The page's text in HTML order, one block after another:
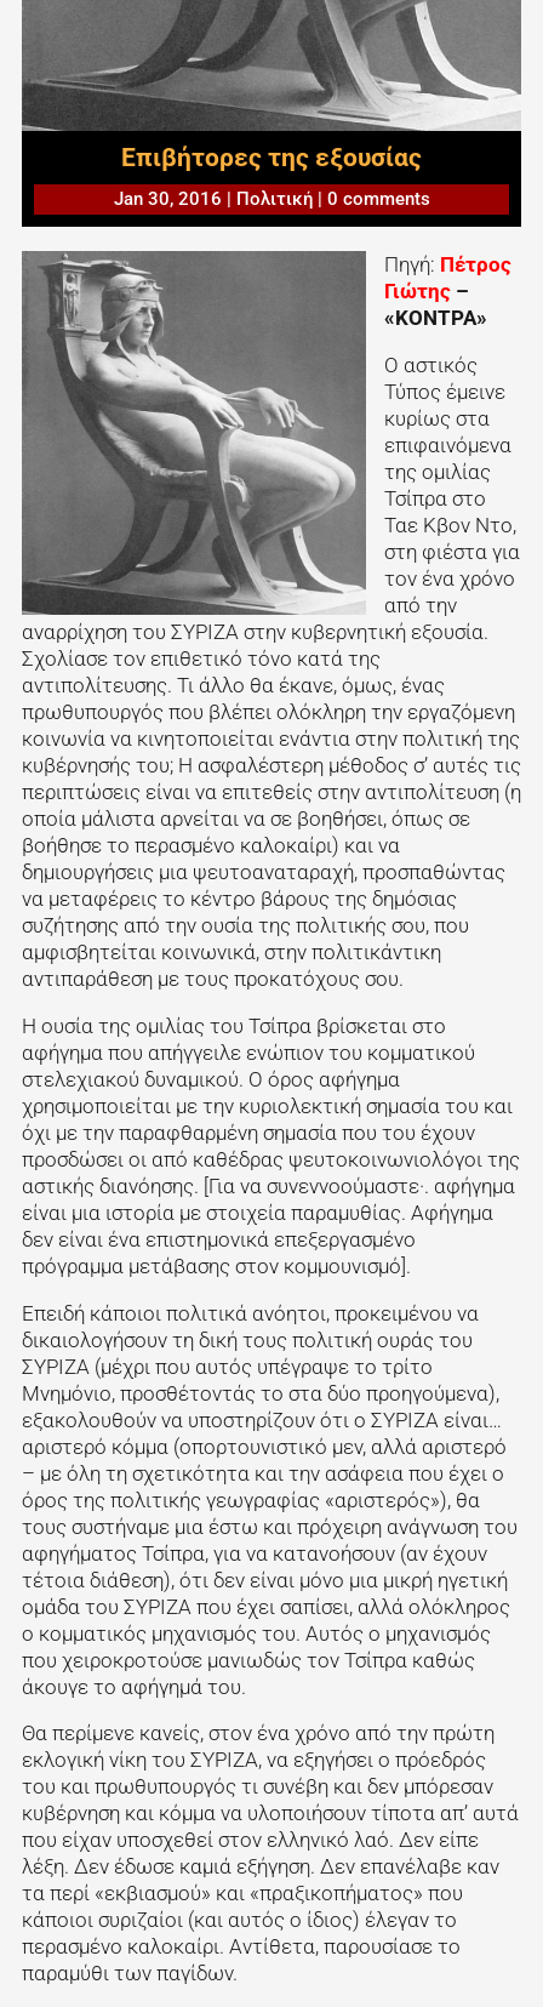
Επιβήτορες της εξουσίας
Jan 30, 2016 | Πολιτική| 0 comments
Πηγή: Πέτρος
Γιώτης–
«ΚΟΝΤΡΑ»
Ο αστικός
Τύπος έμεινε
κυρίως στα
επιφαινόμενα
της ομιλίας
Τσίπρα στο
Ταε Κβον Ντο,
στη φιέστα για
τον ένα χρόνο
από την
αναρρίχηση του ΣΥΡΙΖΑ στην κυβερνητική εξουσία.
Σχολίασε τον επιθετικό τόνο κατά της
αντιπολίτευσης. Τι άλλο θα έκανε, όμως, ένας
πρωθυπουργός που βλέπει ολόκληρη την εργαζόμενη
κοινωνία να κινητοποιείται ενάντια στην πολιτική της
κυβέρνησής του; Η ασφαλέστερη μέθοδος σ’ αυτές τις
περιπτώσεις είναι να επιτεθείς στην αντιπολίτευση (η
οποία μάλιστα αρνείται να σε βοηθήσει, όπως σε
βοήθησε το περασμένο καλοκαίρι) και να
δημιουργήσεις μια ψευτοαναταραχή, προσπαθώντας
να μεταφέρεις το κέντρο βάρους της δημόσιας
συζήτησης από την ουσία της πολιτικής σου, που
αμφισβητείται κοινωνικά, στην πολιτικάντικη
αντιπαράθεση με τους προκατόχους σου.
Η ουσία της ομιλίας του Τσίπρα βρίσκεται στο
αφήγημα που απήγγειλε ενώπιον του κομματικού
στελεχιακού δυναμικού. Ο όρος αφήγημα
χρησιμοποιείται με την κυριολεκτική σημασία του και
όχι με την παραφθαρμένη σημασία που του έχουν
προσδώσει οι από καθέδρας ψευτοκοινωνιολόγοι της
αστικής διανόησης. [Για να συνεννοούμαστε·. αφήγημα
είναι μια ιστορία με στοιχεία παραμυθίας. Αφήγημα
δεν είναι ένα επιστημονικά επεξεργασμένο
πρόγραμμα μετάβασης στον κομμουνισμό].
Επειδή κάποιοι πολιτικά ανόητοι, προκειμένου να
δικαιολογήσουν τη δική τους πολιτική ουράς του
ΣΥΡΙΖΑ (μέχρι που αυτός υπέγραψε το τρίτο
Μνημόνιο, προσθέτοντάς το στα δύο προηγούμενα),
εξακολουθούν να υποστηρίζουν ότι ο ΣΥΡΙΖΑ είναι…
αριστερό κόμμα (οπορτουνιστικό μεν, αλλά αριστερό
– με όλη τη σχετικότητα και την ασάφεια που έχει ο
όρος της πολιτικής γεωγραφίας «αριστερός»), θα
τους συστήναμε μια έστω και πρόχειρη ανάγνωση του
αφηγήματος Τσίπρα, για να κατανοήσουν (αν έχουν
τέτοια διάθεση), ότι δεν είναι μόνο μια μικρή ηγετική
ομάδα του ΣΥΡΙΖΑ που έχει σαπίσει, αλλά ολόκληρος
ο κομματικός μηχανισμός του. Αυτός ο μηχανισμός
που χειροκροτούσε μανιωδώς τον Τσίπρα καθώς
άκουγε το αφήγημά του.
Θα περίμενε κανείς, στον ένα χρόνο από την πρώτη
εκλογική νίκη του ΣΥΡΙΖΑ, να εξηγήσει ο πρόεδρός
του και πρωθυπουργός τι συνέβη και δεν μπόρεσαν
κυβέρνηση και κόμμα να υλοποιήσουν τίποτα απ’ αυτά
που είχαν υποσχεθεί στον ελληνικό λαό. Δεν είπε
λέξη. Δεν έδωσε καμιά εξήγηση. Δεν επανέλαβε καν
τα περί «εκβιασμού» και «πραξικοπήματος» που
κάποιοι συριζαίοι (και αυτός ο ίδιος) έλεγαν το
περασμένο καλοκαίρι. Αντίθετα, παρουσίασε το
παραμύθι των παγίδων.